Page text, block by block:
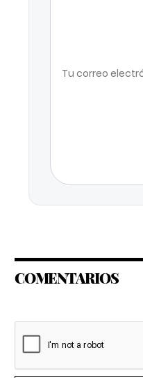
COMENTARIOS